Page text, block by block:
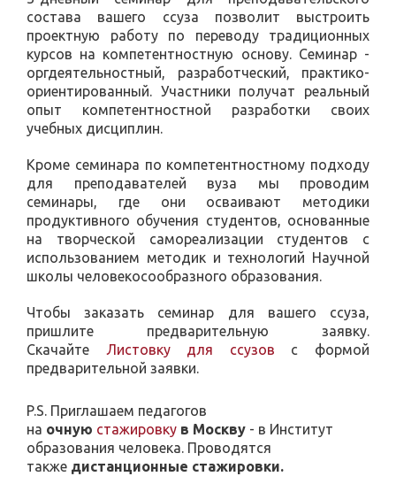
состава вашего ссуза позволит выстроить
проектную работу по переводу традиционных
курсов на компетентностную основу. Семинар -
оргдеятельностный, разработческий, практико-
ориентированный. Участники получат реальный
опыт компетентностной разработки своих
учебных дисциплин.
Кроме семинара по компетентностному подходу
для преподавателей вуза мы проводим
семинары, где они осваивают методики
продуктивного обучения студентов, основанные
на творческой самореализации студентов с
использованием методик и технологий Научной
школы человекосообразного образования.
Чтобы заказать семинар для вашего ссуза,
пришлите предварительную заявку.
Скачайте Листовку для ссузов с формой
предварительной заявки.
P.S. Приглашаем педагогов
на очную стажировку в Москву - в Институт
образования человека. Проводятся
также дистанционные стажировки.